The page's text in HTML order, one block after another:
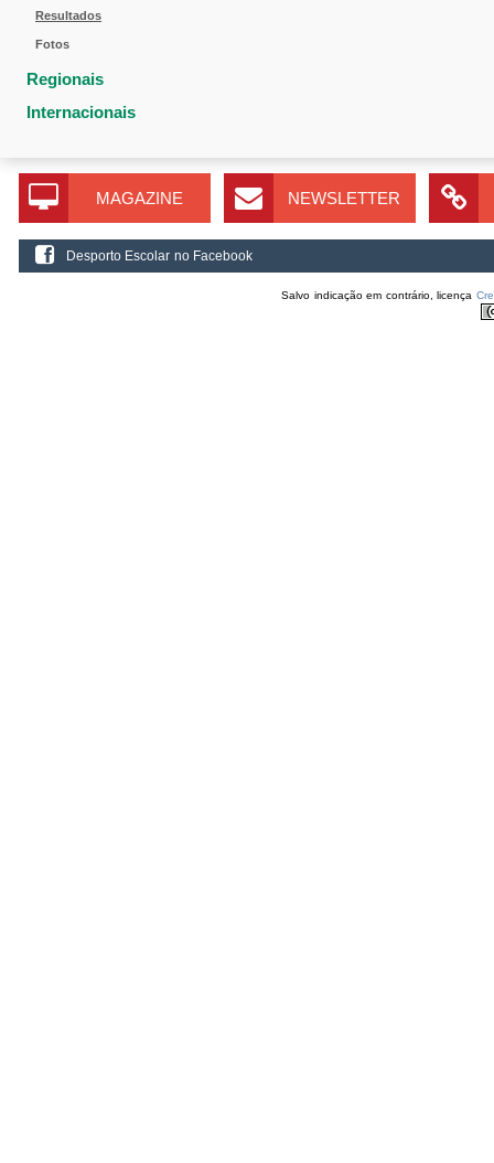
Resultados
Fotos
Regionais
Internacionais
MAGAZINE NEWSLETTER
Desporto Escolar no Facebook
Salvo indicação em contrário, licença